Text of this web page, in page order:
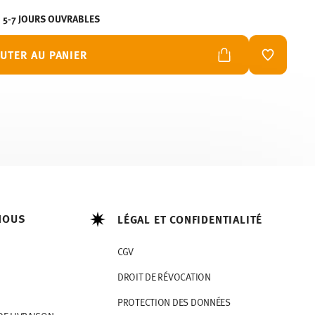
5-7 JOURS OUVRABLES
AU PANIER LISTE DE
LÉGAL ET CONFIDENTIALITÉ
CGV
DROIT DE RÉVOCATION
PROTECTION DES DONNÉES